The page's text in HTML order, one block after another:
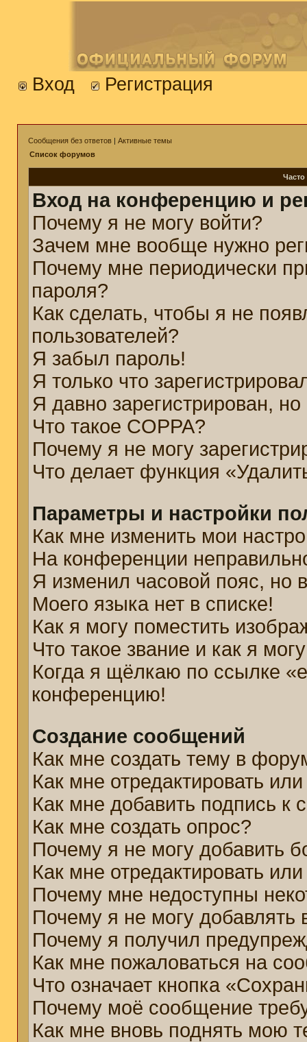
Вход Регистрация
Сообщения без ответов | Активные темы
Список форумов
Вход на конференцию и
Почему я не могу войти?
Зачем мне вообще нужно
Почему мне периодически
пароля?
Как сделать, чтобы я не
пользователей?
Я забыл пароль!
Я только что
Я давно зарегистрирован,
Что такое COPPA?
Почему я не могу
Что делает функция
Параметры и настройки
Как мне изменить мои
На конференции
Я изменил часовой пояс, но
Моего языка нет в списке!
Как я могу поместить
Что такое звание и как я
Когда я щёлкаю по ссылке
конференцию!
Создание сообщений
Как мне создать тему в
Как мне отредактировать
Как мне добавить подпись
Как мне создать опрос?
Почему я не могу добавить
Как мне отредактировать
Почему мне недоступны
Почему я не могу добавлять
Почему я получил
Как мне пожаловаться на
Что означает кнопка
Почему моё сообщение
Как мне вновь поднять мою